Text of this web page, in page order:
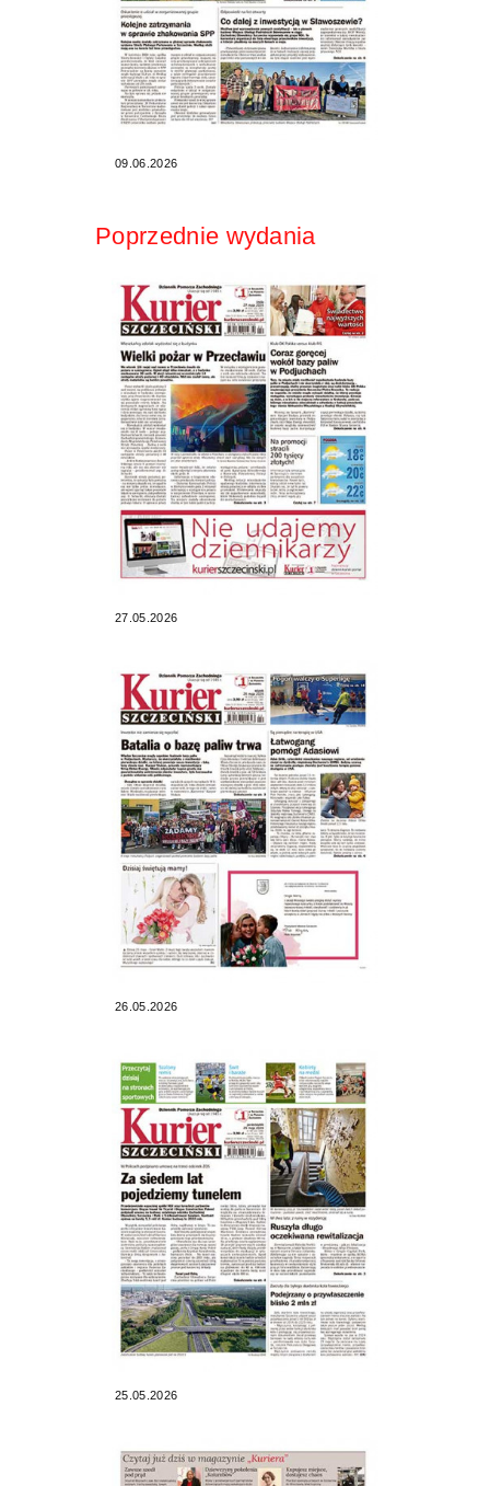
09.06.2026
Poprzednie wydania
27.05.2026
26.05.2026
25.05.2026